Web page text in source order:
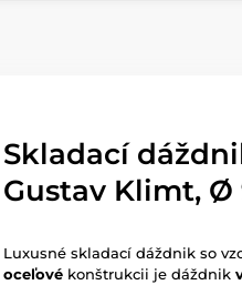
Skladací
Gustav Klimt, Ø
Luxusné skladací dáždnik so
oceľové konštrukcii je dáždnik